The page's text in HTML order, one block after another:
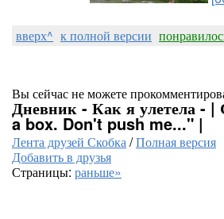
вверх^ к полной версии
Вы сейчас не можете
Дневник - Как я улетела -
a box. Don't push me..." |
Лента друзей Скобка/Полная версия
Добавить в друзья
Страницы: раньше»